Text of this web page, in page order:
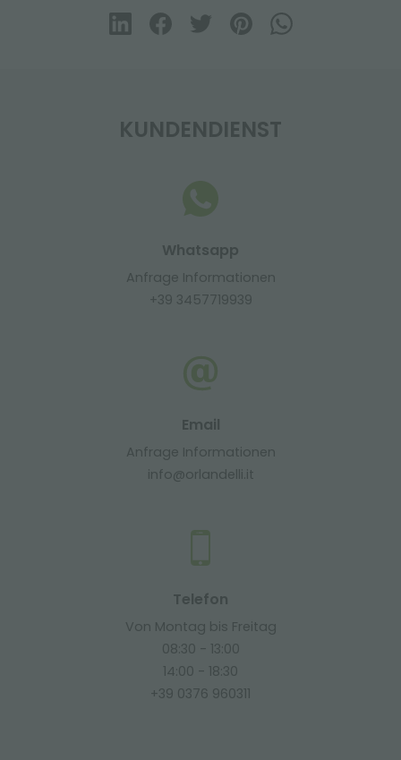
KUNDENDIENST
Whatsapp
Anfrage Informationen
+39 3457719939
Email
Anfrage Informationen
info@orlandelli.it
Telefon
Von Montag bis Freitag
08:30 - 13:00
14:00 - 18:30
+39 0376 960311